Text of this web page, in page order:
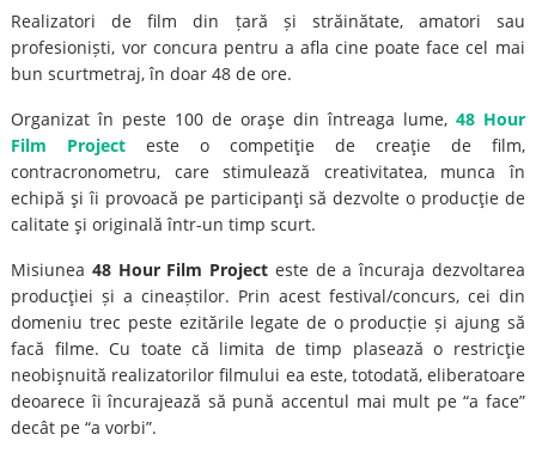
Realizatori de film din țară și străinătate, amatori sau
profesioniști, vor concura pentru a afla cine poate face cel mai
bun scurtmetraj, în doar 48 de ore.
Organizat în peste 100 de oraşe din întreaga lume, 48 Hour
Film Project este o competiţie de creaţie de film,
contracronometru, care stimulează creativitatea, munca în
echipă şi îi provoacă pe participanţi să dezvolte o producţie de
calitate şi originală într-un timp scurt.
Misiunea48 Hour Film Project este de a încuraja dezvoltarea
producţiei și a cineaștilor. Prin acest festival/concurs, cei din
domeniu trec peste ezitările legate de o producție și ajung să
facă filme. Cu toate că limita de timp plasează o restricţie
neobişnuită realizatorilor filmului ea este, totodată, eliberatoare
deoarece îi încurajează să pună accentul mai mult pe “a face”
decât pe “a vorbi”.